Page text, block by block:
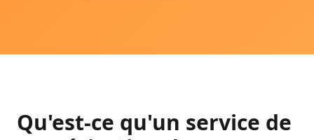
Qu'est-ce qu'un service de